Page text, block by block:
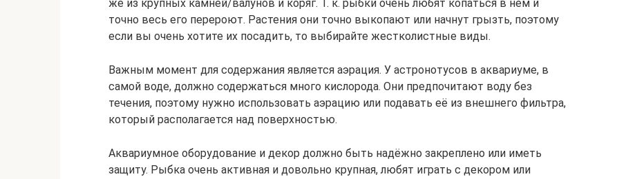
же из крупных камней/валунов и коряг. Т. к. рыбки очень любят копаться в нём и
точно весь его перероют. Растения они точно выкопают или начнут грызть, поэтому
если вы очень хотите их посадить, то выбирайте жестколистные виды.
Важным момент для содержания является аэрация. У астронотусов в аквариуме, в
самой воде, должно содержаться много кислорода. Они предпочитают воду без
течения, поэтому нужно использовать аэрацию или подавать её из внешнего фильтра,
который располагается над поверхностью.
Аквариумное оборудование и декор должно быть надёжно закреплено или иметь
защиту. Рыбка очень активная и довольно крупная, любят играть с декором или